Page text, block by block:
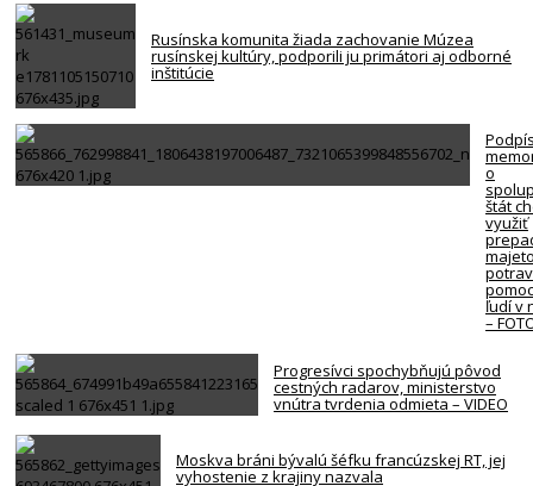
Rusínska komunita žiada zachovanie Múzea
rusínskej kultúry, podporili ju primátori aj odborné
inštitúcie
o
štát
využiť
ľudí v
–
Progresívci spochybňujú pôvod
cestných radarov, ministerstvo
vnútra tvrdenia odmieta – VIDEO
Moskva bráni bývalú šéfku francúzskej RT, jej
vyhostenie z krajiny nazvala